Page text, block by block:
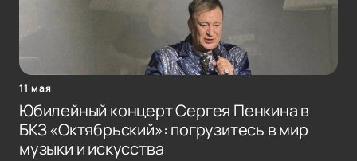
11 мая
Юбилейный концерт Сергея Пенкина в
БКЗ «Октябрьский»: погрузитесь в мир
музыки и искусства